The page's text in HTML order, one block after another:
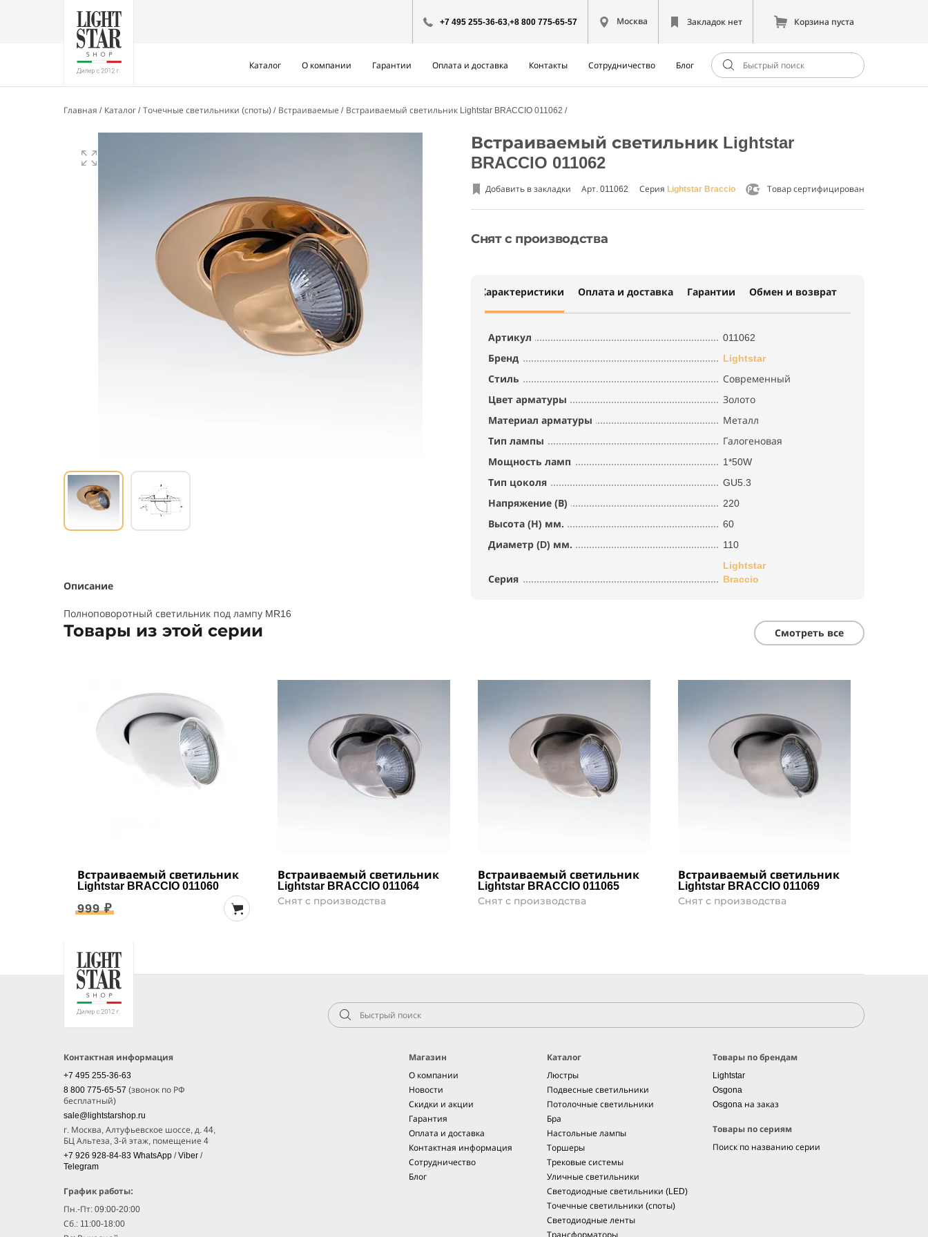
+7 495 255-36-63,+8 800 775-65-57 Москва Закладок нет Корзина пуста
Каталог О компании Гарантии Оплата и доставка Контакты Сотрудничество Блог
Главная Каталог Точечные светильники (споты) Встраиваемые Встраиваемый светильник Lightstar BRACCIO 011062
Описание
Полноповоротный светильник под лампу MR16
Встраиваемый светильник Lightstar
BRACCIO 011062
Добавить в закладки Арт. 011062 Серия Lightstar Braccio Товар сертифицирован
Снят с производства
Характеристики Оплата и доставка Гарантии Обмен и возврат
Артикул
011062
Бренд
Lightstar
Стиль
Современный
Цвет арматуры
Золото
Материал арматуры
Металл
Тип лампы
Галогеновая
Мощность ламп
1*50W
Тип цоколя
GU5.3
Напряжение (В)
220
Высота (Н) мм.
60
Диаметр (D) мм.
110
Серия
Lightstar
Braccio
Товары из этой серии Смотреть все
Встраиваемый светильник
Lightstar BRACCIO 011060
999 ₽
Встраиваемый светильник
Lightstar BRACCIO 011064
Снят с производства
Встраиваемый светильник
Lightstar BRACCIO 011065
Снят с производства
Встраиваемый светильник
Lightstar BRACCIO 011069
Снят с производства
Контактная информация
+7 495 255-36-63
8 800 775-65-57 (звонок по РФ
бесплатный)
sale@lightstarshop.ru
г. Москва, Алтуфьевское шоссе, д. 44,
БЦ Альтеза, 3-й этаж, помещение 4
+7 926 928-84-83 WhatsApp /Viber /
Telegram
График работы:
Пн.-Пт: 09:00-20:00
Сб.: 11:00-18:00
Магазин
О компании
Новости
Скидки и акции
Гарантия
Оплата и доставка
Контактная информация
Сотрудничество
Блог
Каталог
Люстры
Подвесные светильники
Потолочные светильники
Бра
Настольные лампы
Торшеры
Трековые системы
Уличные светильники
Светодиодные светильники (LED)
Точечные светильники (споты)
Светодиодные ленты
Трансформаторы
Товары по брендам
Lightstar
Osgona
Osgona на заказ
Товары по сериям
Поиск по названию серии